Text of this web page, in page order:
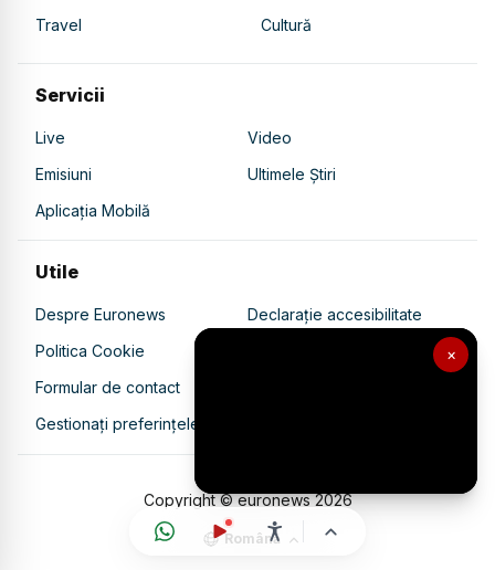
×
Travel
Cultură
Servicii
Live
Video
Emisiuni
Ultimele Știri
Aplicația Mobilă
Utile
Despre Euronews
Declarație accesibilitate
Politica Cookie
Politica de confidențialitate
Formular de contact
Gestionați preferințele
Copyright © euronews2026
Română